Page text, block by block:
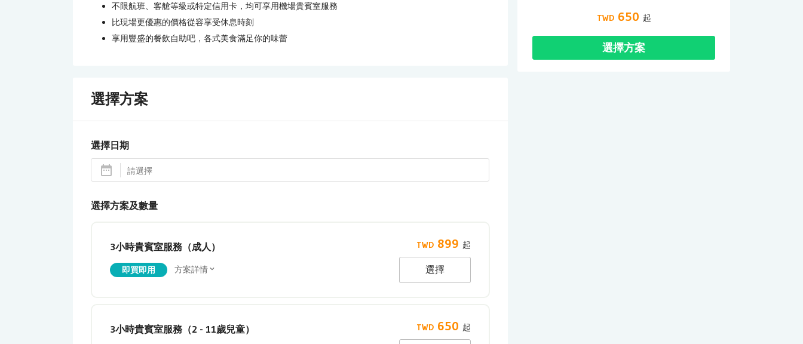
不限航班、客艙等級或特定信用卡，均可享用機場貴賓室服務
比現場更優惠的價格從容享受休息時刻
享用豐盛的餐飲自助吧，各式美食滿足你的味蕾
選擇方案
選擇日期
選擇方案及數量
3小時貴賓室服務（成人）
即買即用 方案詳情
899
選擇
3小時貴賓室服務（2 - 11歲兒童） 650
650
選擇方案